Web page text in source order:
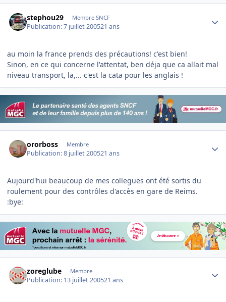
stephou29 Membre SNCF
Publication:7 juillet 200521 ans
au moin la france prends des précautions! c'est bien!
Sinon, en ce qui concerne l'attentat, ben déja que ca allait mal
niveau transport, la,... c'est la cata pour les anglais !
ororboss Membre
Publication:8 juillet 200521 ans
Aujourd'hui beaucoup de mes collegues ont été sortis du
roulement pour des contrôles d'accès en gare de Reims.
:bye:
zoreglube Membre
Publication: 13 juillet 200521 ans